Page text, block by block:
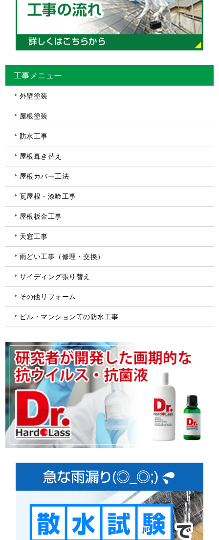
工事メニュー
外壁塗装
屋根塗装
防水工事
屋根葺き替え
屋根カバー工法
瓦屋根・漆喰工事
屋根板金工事
天窓工事
雨どい工事（修理・交換）
サイディング張り替え
その他リフォーム
ビル・マンション等の防水工事